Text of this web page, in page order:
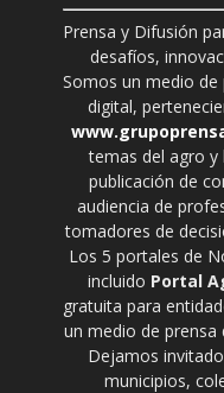
Prensa y Difusión
desafíos,
Somos un medio
digital,
temas del agro y
publicación de
audiencia de
tomadores de
Los 5 portales de
incluido Portal
gratuita para
un medio de prensa
Dejamos
municipios,